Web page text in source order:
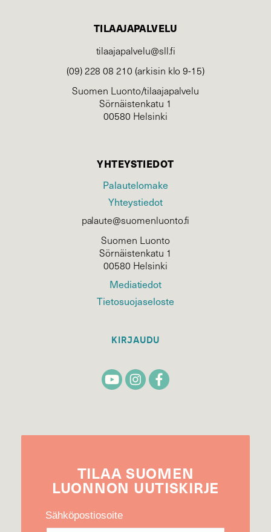
TILAAJAPALVELU
tilaajapalvelu@sll.fi
(09) 228 08 210 (arkisin klo 9-15)
Suomen Luonto/tilaajapalvelu
Sörnäistenkatu 1
00580 Helsinki
YHTEYSTIEDOT
Palautelomake
Yhteystiedot
palaute@suomenluonto.fi
Suomen Luonto
Sörnäistenkatu 1
00580 Helsinki
Mediatiedot
Tietosuojaseloste
KIRJAUDU
TILAA SUOMEN
LUONNON UUTIS­KIRJE
Sähköpostiosoite